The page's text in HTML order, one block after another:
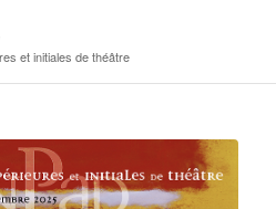
et initiales de théâtre